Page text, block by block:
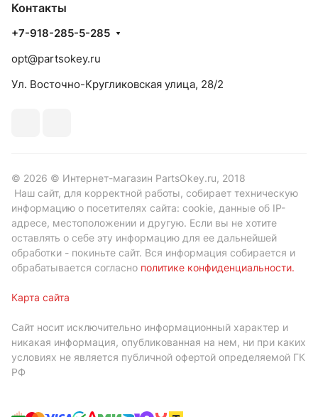
Контакты
+7-918-285-5-285
opt@partsokey.ru
Ул. Восточно-Кругликовская улица, 28/2
© 2026 © Интернет-магазин PartsOkey.ru, 2018
Наш сайт, для корректной работы, собирает техническую
информацию о посетителях сайта: cookie, данные об IP-
адресе, местоположении и другую. Если вы не хотите
оставлять о себе эту информацию для ее дальнейшей
обработки - покиньте сайт. Вся информация собирается и
обрабатывается согласно политике конфиденциальности.
Карта сайта
Сайт носит исключительно информационный характер и
никакая информация, опубликованная на нем, ни при каких
условиях не является публичной офертой определяемой ГК
РФ